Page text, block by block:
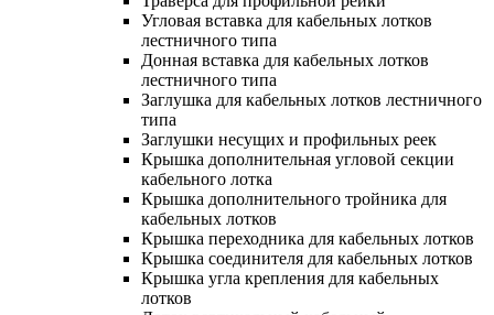
Угловая вставка для кабельных лотков
лестничного типа
Донная вставка для кабельных лотков
лестничного типа
Заглушка для кабельных лотков лестничного
типа
Заглушки несущих и профильных реек
Крышка дополнительная угловой секции
кабельного лотка
Крышка дополнительного тройника для
кабельных лотков
Крышка переходника для кабельных лотков
Крышка соединителя для кабельных лотков
Крышка угла крепления для кабельных
лотков